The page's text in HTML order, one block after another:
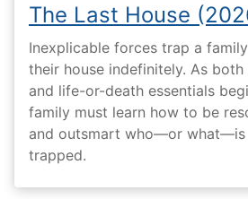
The Last House
Inexplicable forces trap a
their house indefinitely. As
and life-or-death essentials
family must learn how to be
and outsmart who—or what—is
trapped.